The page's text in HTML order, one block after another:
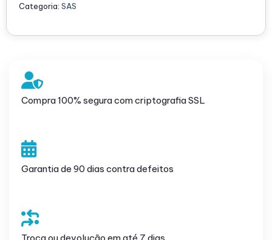
Categoria: SAS
Compra 100% segura com criptografia SSL
Garantia de 90 dias contra defeitos
Troca ou devolução em até 7 dias